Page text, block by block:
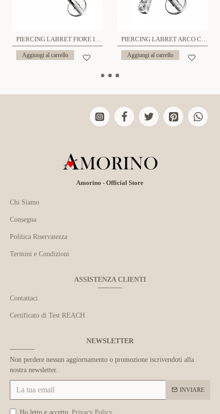
PIERCING LABRET FIORE IN ZIRCONIA - 6621124079662
Aggiungi al carrello
PIERCING LABRET ARCO CON 9 ZIRCONIA- JQ920L125
Aggiungi al carrello
Amorino - Official Store
Chi Siamo
Consegna
Politica Riservatezza
Termini e Condizioni
ASSISTENZA CLIENTI
Contattaci
Certificato di Test REACH
NEWSLETTER
Non perdere nessun aggiornamento o promozione iscrivendoti alla
nostra newsletter.
INVIARE
Ho letto e accetto Privacy Policy